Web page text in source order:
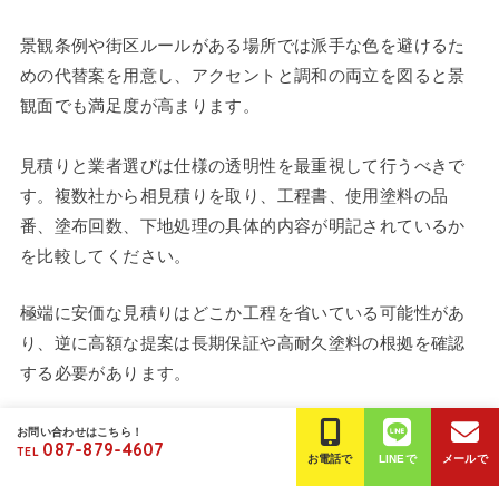
景観条例や街区ルールがある場所では派手な色を避けるた
めの代替案を用意し、アクセントと調和の両立を図ると景
観面でも満足度が高まります。
見積りと業者選びは仕様の透明性を最重視して行うべきで
す。複数社から相見積りを取り、工程書、使用塗料の品
番、塗布回数、下地処理の具体的内容が明記されているか
を比較してください。
極端に安価な見積りはどこか工程を省いている可能性があ
り、逆に高額な提案は長期保証や高耐久塗料の根拠を確認
する必要があります。
地元で塩害対策に慣れている業者は気候に合った施工時期
や材料選定のノウハウを持っていることが多く、長期的な
お問い合わせはこちら！
TEL 087-879-4607 お電話で LINEで メールで